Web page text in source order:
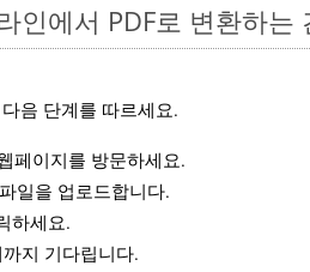
인에서 PDF로 변환하는
음 단계를 따르세요.
페이지를 방문하세요.
일을 업로드합니다.
하세요.
지 기다립니다.